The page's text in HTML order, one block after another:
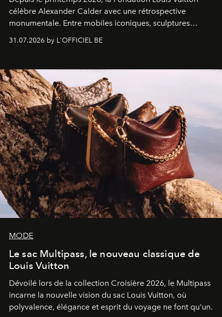
célèbre Alexander Calder avec une rétrospective
monumentale. Entre mobiles iconiques, sculptures
monumentales et poésie du mouvement, l'artiste
américain investit les espaces imaginés par Frank Gehry
sculpture.
31.07.2026 by L'OFFICIEL BE
MODE
Le sac Multipass, le nouveau classique de
Louis Vuitton
Dévoilé lors de la collection Croisière 2026, le Multipass
incarne la nouvelle vision du sac Louis Vuitton, où
polyvalence, élégance et esprit du voyage ne font qu'un.